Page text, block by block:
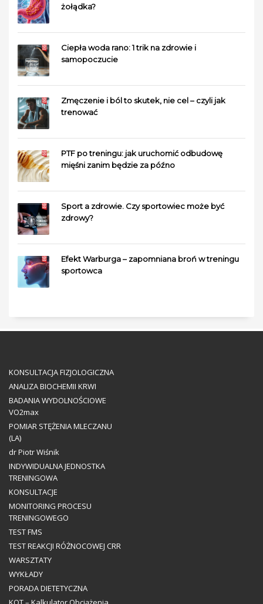
żołądka?
Ciepła woda rano: 1 trik na zdrowie i
samopoczucie
Zmęczenie i ból to skutek, nie cel – czyli jak
trenować
PTF po treningu: jak uruchomić odbudowę
mięśni zanim będzie za późno
Sport a zdrowie. Czy sportowiec może być
zdrowy?
Efekt Warburga – zapomniana broń w treningu
sportowca
KONSULTACJA FIZJOLOGICZNA
ANALIZA BIOCHEMII KRWI
BADANIA WYDOLNOŚCIOWE
VO2max
POMIAR STĘŻENIA MLECZANU
(LA)
dr Piotr Wiśnik
INDYWIDUALNA JEDNOSTKA
TRENINGOWA
KONSULTACJE
MONITORING PROCESU
TRENINGOWEGO
TEST FMS
TEST REAKCJI RÓŻNOCOWEJ CRR
WARSZTATY
WYKŁADY
PORADA DIETETYCZNA